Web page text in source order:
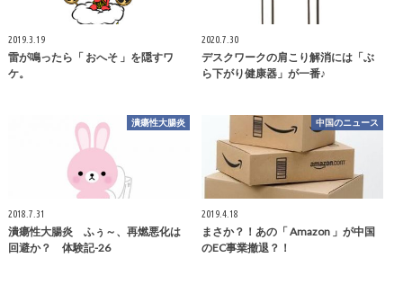
2019.3.19
雷が鳴ったら「 おへそ 」を隠すワ
ケ。
2020.7.30
デスクワークの肩こり解消には「ぶ
ら下がり健康器」が一番♪
潰瘍性大腸炎
2018.7.31
潰瘍性大腸炎 ふぅ～、再燃悪化は
回避か？ 体験記-26
中国のニュース
2019.4.18
まさか？！あの「 Amazon 」が中国
のEC事業撤退？！